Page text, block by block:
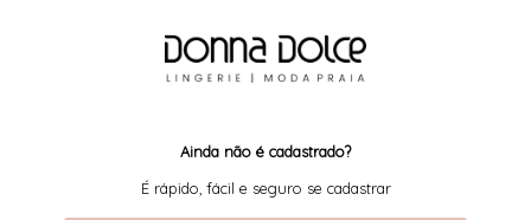
Ainda não é cadastrado?
É rápido, fácil e seguro se cadastrar